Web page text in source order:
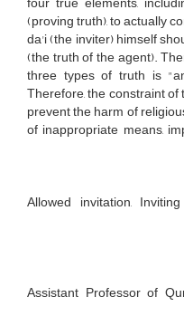
(proving truth), to actually
da'i (the inviter) himself
(the truth of the agent).
three types of truth is
Therefore, the constraint
prevent the harm of
of inappropriate means,
Allowed invitation,
*Assistant Professor of